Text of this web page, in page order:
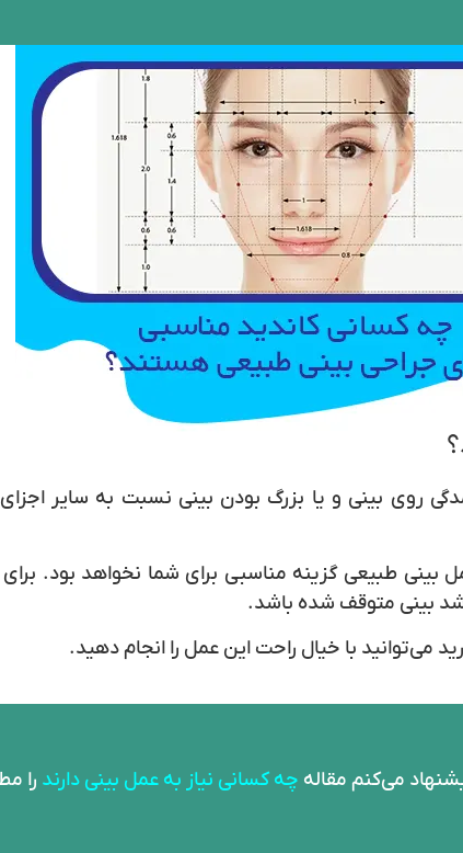
روی بینی و یا بزرگ بودن بینی نسبت به سایر
می‌توانید با خیال راحت این عمل را انجام دهید.
می‌کنم مقاله چه کسانی نیاز به عمل بینی دارند را